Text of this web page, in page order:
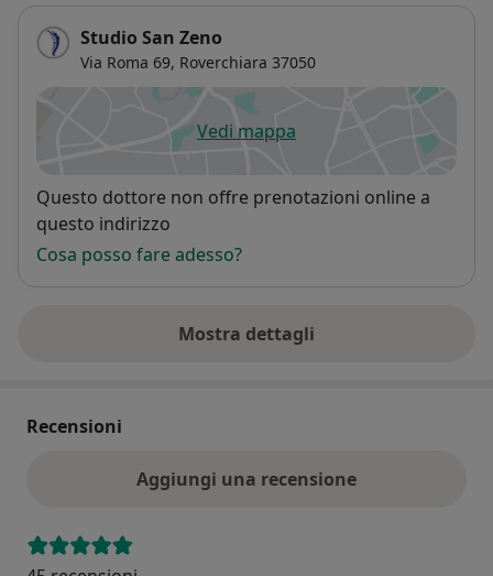
Studio San Zeno
Via Roma 69, Roverchiara 37050
Vedi mappasi apre in una nuova scheda
Disponibilità
Questo dottore non offre prenotazioni online a
questo indirizzo
Cosa posso fare adesso?
Mostra dettagli
sull'indirizzo
Recensioni
Aggiungi una recensione